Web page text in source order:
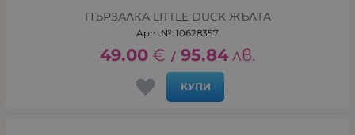
ПЪРЗАЛКА LITTLE DUCK ЖЪЛТА
Арт.№: 10628357
49.00 € / 95.84 лв.
КУПИ